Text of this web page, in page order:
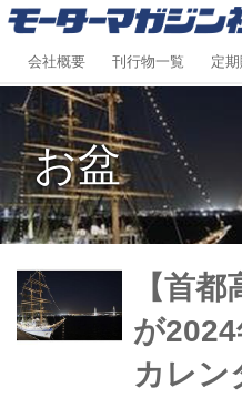
会社概要 刊行物一覧 定
お盆
【首
が
カレン